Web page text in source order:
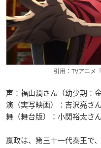
引用：TVアニメ
声：福山潤さん（幼少期：
演（実写映画）：吉沢亮さん
舞（舞台版）：小関裕太さ
嬴政は、第三十一代秦王で